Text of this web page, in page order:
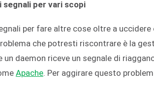
segnali per vari scopi
per fare altre cose oltre a
che potresti riscontrare è la
un daemon riceve un segnale di
Apache . Per aggirare questo